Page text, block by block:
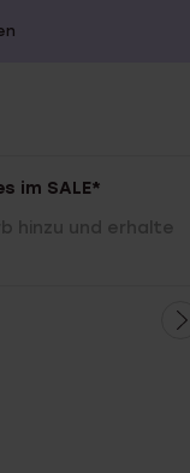
im SALE*
hinzu und erhalte